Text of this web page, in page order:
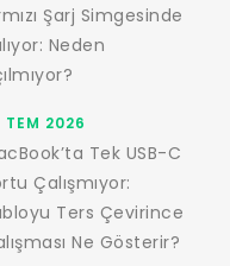
Şarj Simgesinde
Neden
TEM 2026
Tek USB-C
Çalışmıyor:
Ters Çevirince
Ne Gösterir?